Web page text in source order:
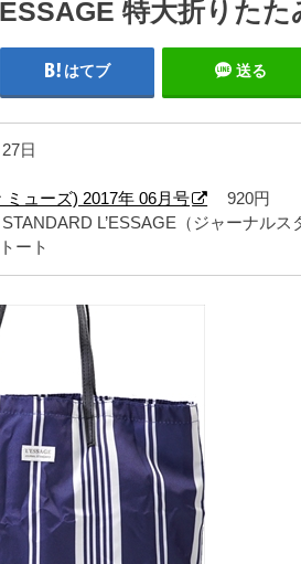
特大折りたた
はてブ 送る
日
ューズ) 2017年 06月号
920円
STANDARD L’ESSAGE（ジャーナル
ート